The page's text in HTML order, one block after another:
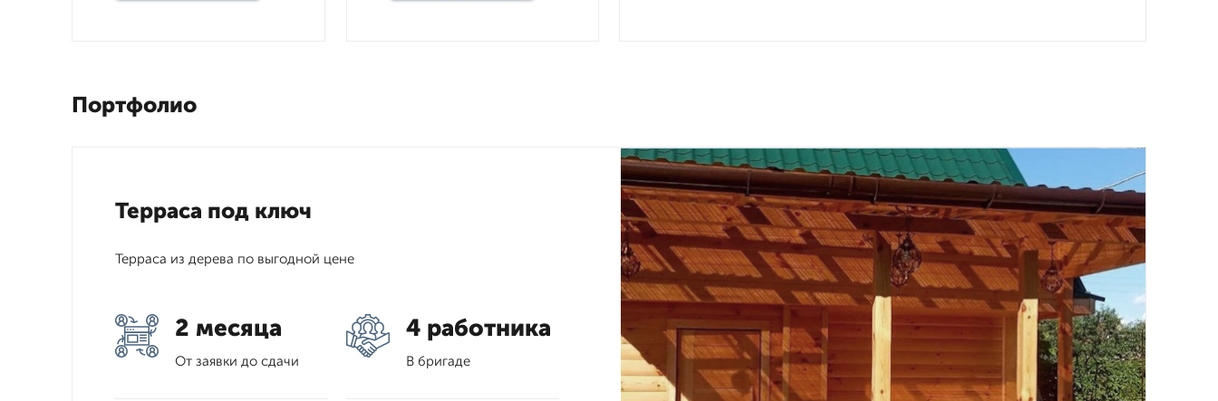
Портфолио
Терраса под ключ
Терраса из дерева по выгодной цене
2 месяца
От заявки до сдачи
4 работника
В бригаде